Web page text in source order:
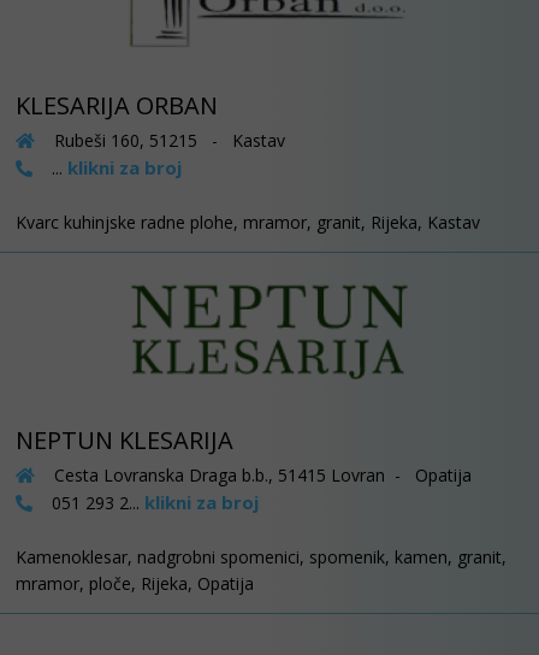
KLESARIJA ORBAN
Rubeši 160, 51215 - Kastav
... klikni za broj
Kvarc kuhinjske radne plohe, mramor, granit, Rijeka, Kastav
NEPTUN KLESARIJA
Cesta Lovranska Draga b.b., 51415 Lovran - Opatija
051 293 2... klikni za broj
Kamenoklesar, nadgrobni spomenici, spomenik, kamen, granit,
mramor, ploče, Rijeka, Opatija